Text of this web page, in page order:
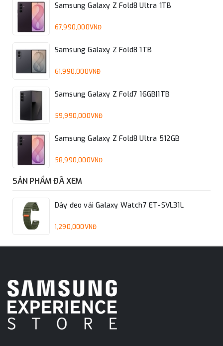
Samsung Galaxy Z Fold8 Ultra 1TB
67,990,000VNĐ
Samsung Galaxy Z Fold8 1TB
61,990,000VNĐ
Samsung Galaxy Z Fold7 16GB|1TB
59,990,000VNĐ
Samsung Galaxy Z Fold8 Ultra 512GB
58,990,000VNĐ
SẢN PHẨM ĐÃ XEM
Dây đeo vải Galaxy Watch7 ET-SVL31L
1,290,000VNĐ